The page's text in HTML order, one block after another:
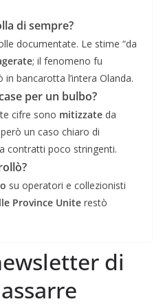
di sempre?
documentate. Le stime “da
; il fenomeno fu
bancarotta l’intera Olanda.
per un bulbo?
cifre sono mitizzate da
un caso chiaro di
contratti poco stringenti.
su operatori e collezionisti
Province Unite restò
di